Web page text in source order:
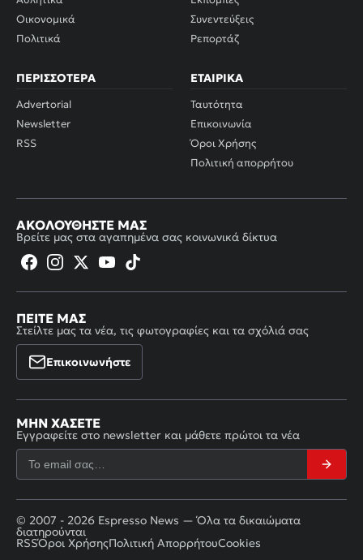
Οικονομικά
Πολιτικά
Συνεντεύξεις
Ρεπορτάζ
ΠΕΡΙΣΣΌΤΕΡΑ
Advertorial
Newsletter
RSS
ΕΤΑΙΡΙΚΆ
Ταυτότητα
Επικοινωνία
Όροι Χρήσης
Πολιτική απορρήτου
ΑΚΟΛΟΥΘΉΣΤΕ ΜΑΣ
Βρείτε μας στα αγαπημένα σας κοινωνικά δίκτυα
ΠΕΊΤΕ ΜΑΣ
Στείλτε μας τα νέα, τις φωτογραφίες και τα σχόλιά σας
Επικοινωνήστε
ΜΗΝ ΧΆΣΕΤΕ
Εγγραφείτε στο newsletter και μάθετε πρώτοι τα νέα
© 2007 - 2026 Espresso News — Όλα τα δικαιώματα
διατηρούνται
RSSΌροι ΧρήσηςΠολιτική ΑπορρήτουCookies